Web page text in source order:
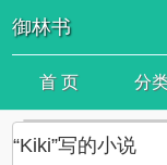
御林书
首 页 分
“Kiki”写的小说